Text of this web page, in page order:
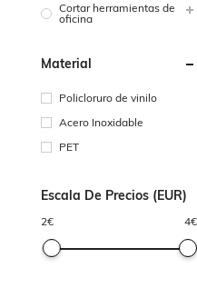
Cortar herramientas de
oficina
Material
Policloruro de vinilo
Acero Inoxidable
PET
Escala De Precios (EUR)
2€ 4€